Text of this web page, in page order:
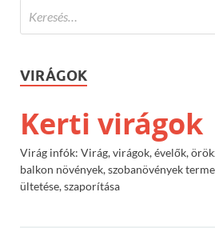
VIRÁGOK
Kerti virágok
Virág infók: Virág, virágok, évelők,
balkon növények, szobanövények
ültetése, szaporítása